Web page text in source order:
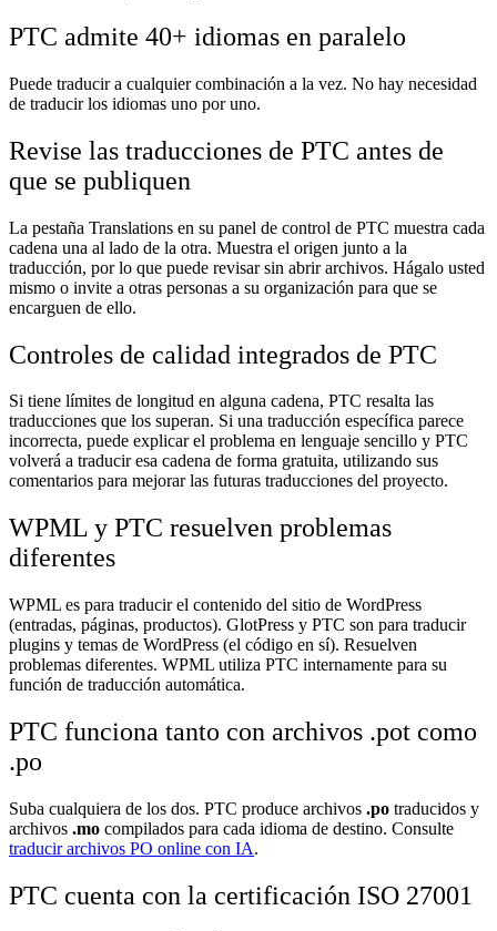
PTC admite 40+ idiomas en paralelo
Puede traducir a cualquier combinación a la vez. No hay necesidad
de traducir los idiomas uno por uno.
Revise las traducciones de PTC antes de
que se publiquen
La pestaña Translations en su panel de control de PTC muestra cada
cadena una al lado de la otra. Muestra el origen junto a la
traducción, por lo que puede revisar sin abrir archivos. Hágalo usted
mismo o invite a otras personas a su organización para que se
encarguen de ello.
Controles de calidad integrados de PTC
Si tiene límites de longitud en alguna cadena, PTC resalta las
traducciones que los superan. Si una traducción específica parece
incorrecta, puede explicar el problema en lenguaje sencillo y PTC
volverá a traducir esa cadena de forma gratuita, utilizando sus
comentarios para mejorar las futuras traducciones del proyecto.
WPML y PTC resuelven problemas
diferentes
WPML es para traducir el contenido del sitio de WordPress
(entradas, páginas, productos). GlotPress y PTC son para traducir
plugins y temas de WordPress (el código en sí). Resuelven
problemas diferentes. WPML utiliza PTC internamente para su
función de traducción automática.
PTC funciona tanto con archivos .pot como
.po
Suba cualquiera de los dos. PTC produce archivos .po traducidos y
archivos .mo compilados para cada idioma de destino. Consulte
traducir archivos PO online con IA.
PTC cuenta con la certificación ISO 27001